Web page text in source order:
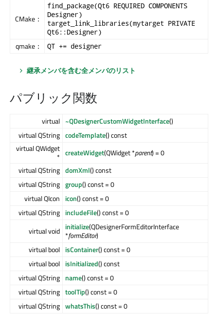
CMake：
find_package(Qt6 REQUIRED COMPONENTS
Designer)
target_link_libraries(mytarget PRIVATE
Qt6::Designer)
qmake： QT += designer
継承メンバを含む全メンバのリスト
パブリック関数
virtual ~QDesignerCustomWidgetInterface()
virtual QString codeTemplate() const
virtual QWidget
* createWidget(QWidget *parent) = 0
virtual QString domXml() const
virtual QString group() const = 0
virtual QIcon
icon() const = 0
virtual QString includeFile() const = 0
virtual void initialize(QDesignerFormEditorInterface
*formEditor)
virtual bool isContainer() const = 0
virtual bool isInitialized() const
virtual QString name() const = 0
virtual QString toolTip() const = 0
virtual QString whatsThis() const = 0